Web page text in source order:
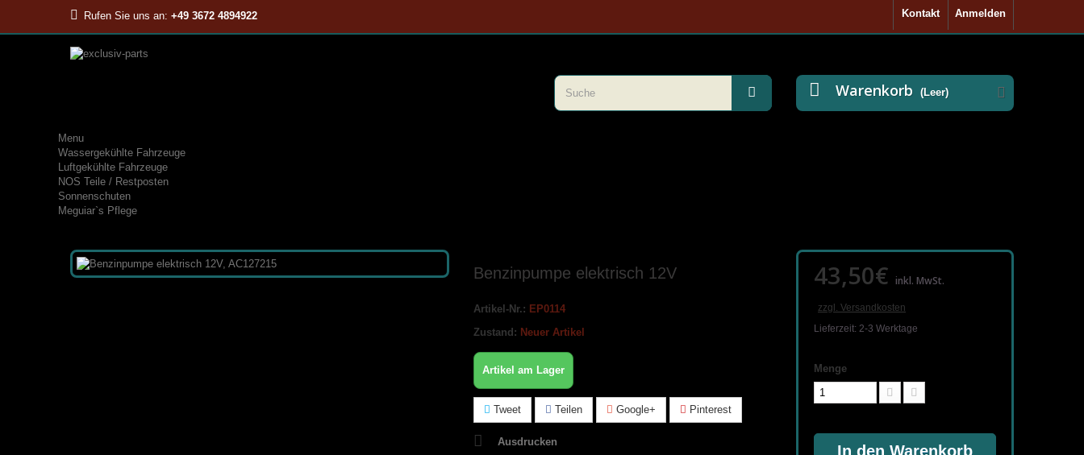
Anmelden
Kontakt
Rufen Sie uns an: +49 3672 4894922
Warenkorb (Leer)
Menu
Wassergekühlte Fahrzeuge
Luftgekühlte Fahrzeuge
NOS Teile / Restposten
Sonnenschuten
Meguiar`s Pflege
Benzinpumpe elektrisch 12V
Artikel-Nr.: EP0114
Zustand: Neuer Artikel
Artikel am Lager
Tweet Teilen Google+ Pinterest
Ausdrucken
43,50€ inkl. MwSt.
zzgl. Versandkosten
Lieferzeit: 2-3 Werktage
Menge
In den Warenkorb